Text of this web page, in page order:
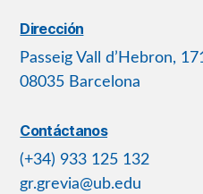
Dirección
Passeig Vall d’Hebron,
08035 Barcelona
Contáctanos
(+34) 933 125 132
gr.grevia@ub.edu